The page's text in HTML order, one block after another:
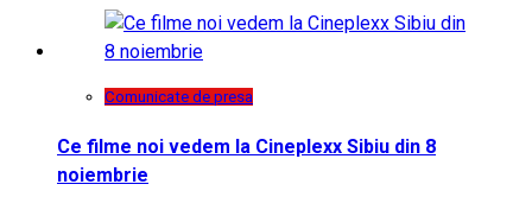
Comunicate de presa
Ce filme noi vedem la Cineplexx Sibiu din 8
noiembrie